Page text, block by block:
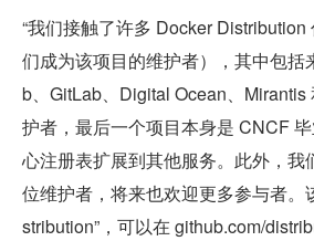
“我们接触了许多 Docker
们成为该项目的维护者），其中包括
b、GitLab、Digital Ocean、Mirantis
护者，最后一个项目本身是 CNCF
心注册表扩展到其他服务。此外，我
位维护者，将来也欢迎更多参与者。
stribution”，可以在 github.com/